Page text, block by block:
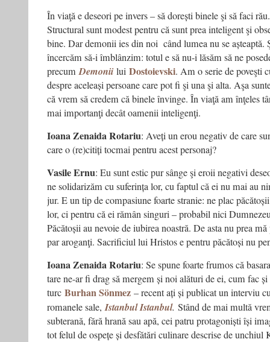
În viaţă e deseori pe invers – să dorești binele şi să faci
Structural sunt modest pentru că sunt prea inteligent şi
bine. Dar demonii ies din noi când lumea nu se așteaptă.
încercăm să-i îmblânzim: totul e să nu-i lăsăm să ne
precumDemonii lui Dostoievski. Am o serie de poveşti
despre aceleași persoane care pot fi şi una şi alta. Aşa
că vrem să credem că binele învinge. În viaţă am înţeles
mai importanţi decât oamenii inteligenţi.
Ioana Zenaida Rotariu: Aveți un erou negativ de care
care o (re)citiți tocmai pentru acest personaj?
Vasile Ernu: Eu sunt estic pur sânge şi eroii negativi
ne solidarizăm cu suferința lor, cu faptul că ei nu mai au
jur. E un tip de compasiune foarte stranie: ne plac
lor, ci pentru că ei rămân singuri – probabil nici
Păcătoșii au nevoie de iubirea noastră. De asta nu prea
par aroganţi. Sacrificiul lui Hristos e pentru păcătoși nu
Ioana Zenaida Rotariu: Se spune foarte frumos că
tare ne-ar fi drag să mergem și noi alături de ei, cum fac
turc Burhan Sönmez – recent ați și publicat un interviu
romanele sale,Istanbul Istanbul. Stând de mai multă
subterană, fără hrană sau apă, cei patru protagoniști își
tot felul de ospețe și desfătări culinare descrise de unchiul